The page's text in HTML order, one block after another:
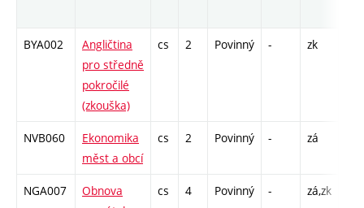
BYA002
Angličtina
pro středně
pokročilé
(zkouška)
cs 2 Povinný - zk
NVB060
Ekonomika
měst a obcí
cs 2 Povinný - zá
NGA007
Obnova
cs 4 Povinný - zá,zk